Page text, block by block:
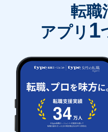
転職
アプリ 1